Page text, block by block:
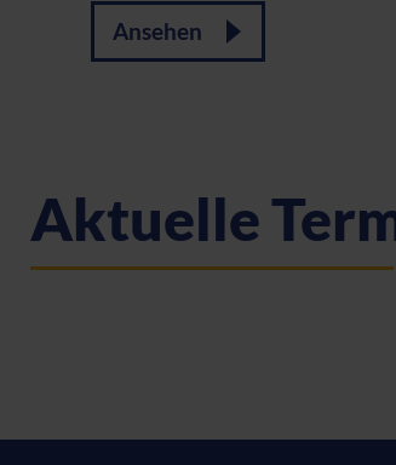
Ansehen
Aktuelle